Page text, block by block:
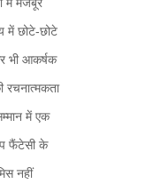
में छोटे‑छोटे
भी आकर्षक
रचनात्मकता
में एक
फैंटेसी के
नहीं